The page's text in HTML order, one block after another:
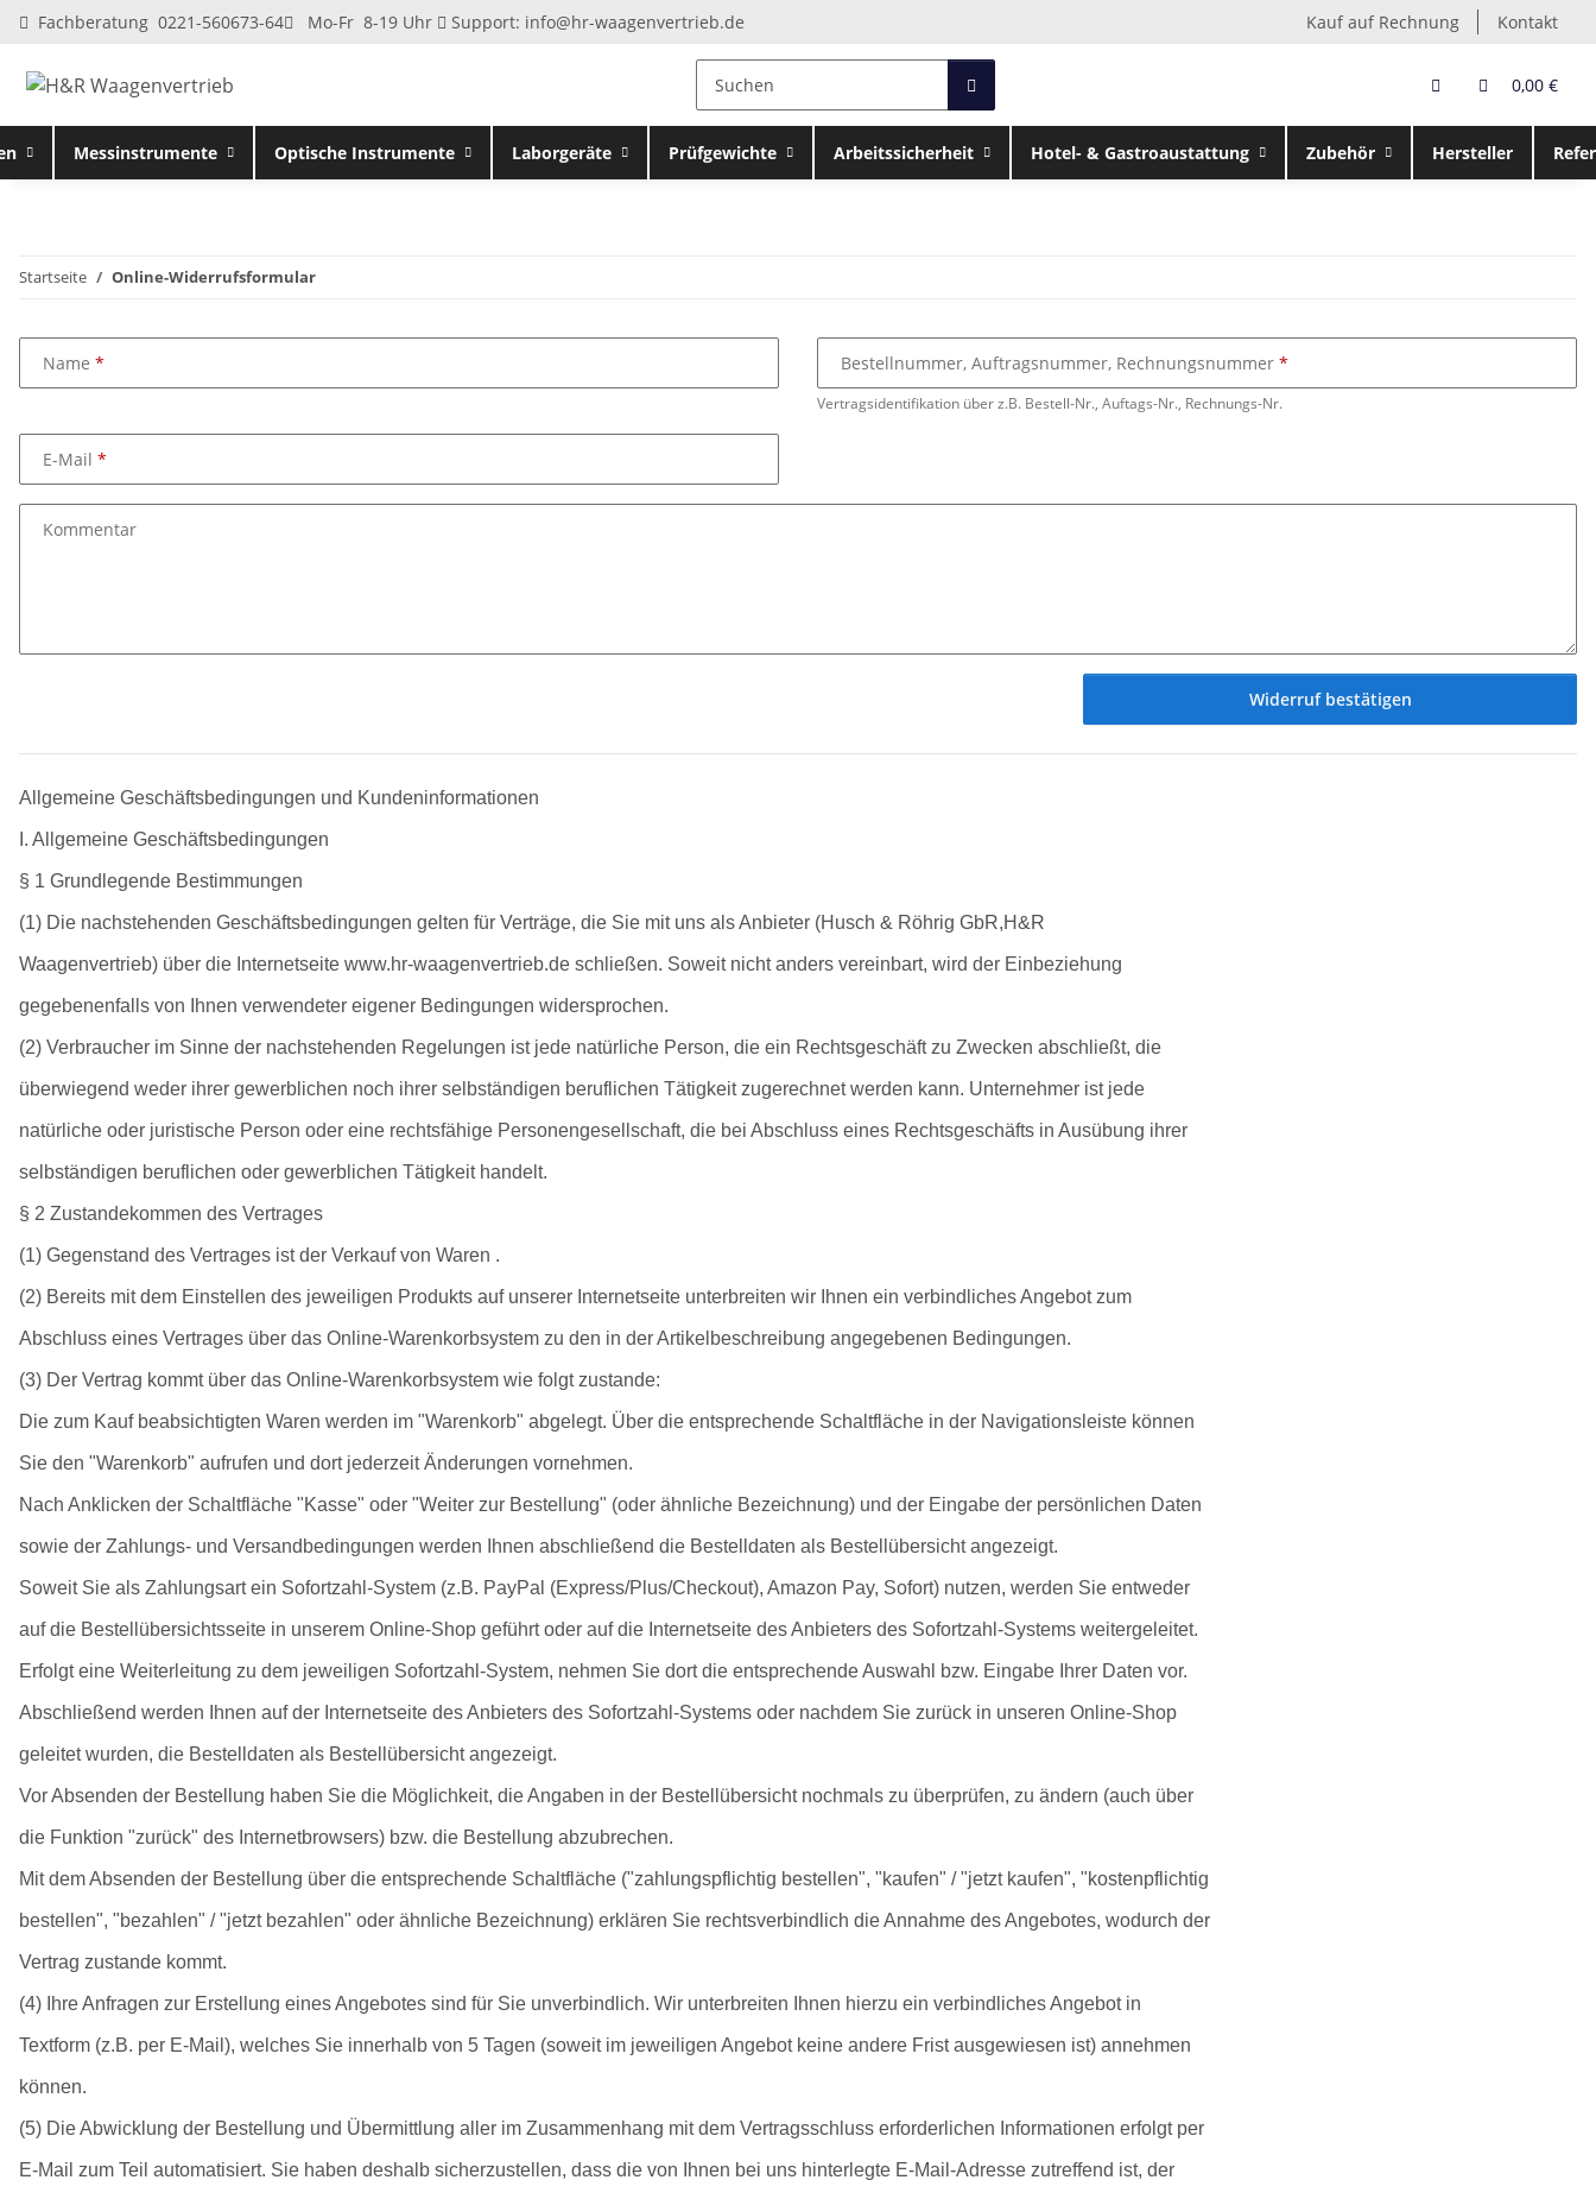
Kauf auf Rechnung Kontakt
Fachberatung 0221-560673-64 Mo-Fr 8-19 Uhr Support: info@hr-waagenvertrieb.de
0,00 €
Messinstrumente Optische Instrumente Laborgeräte Prüfgewichte Arbeitssicherheit Hotel- & Gastroaustattung Zubehör Hersteller
Startseite Online-Widerrufsformular
Name
Vertragsidentifikation über z.B. Bestell-Nr., Auftags-Nr., Rechnungs-Nr.
Bestellnummer, Auftragsnummer, Rechnungsnummer
E-Mail
Kommentar
Widerruf bestätigen
Allgemeine Geschäftsbedingungen und Kundeninformationen
I. Allgemeine Geschäftsbedingungen
§ 1 Grundlegende Bestimmungen
(1) Die nachstehenden Geschäftsbedingungen gelten für Verträge, die Sie mit uns als Anbieter (Husch & Röhrig GbR,H&R
Waagenvertrieb) über die Internetseite www.hr-waagenvertrieb.de schließen. Soweit nicht anders vereinbart, wird der Einbeziehung
gegebenenfalls von Ihnen verwendeter eigener Bedingungen widersprochen.
(2) Verbraucher im Sinne der nachstehenden Regelungen ist jede natürliche Person, die ein Rechtsgeschäft zu Zwecken abschließt, die
überwiegend weder ihrer gewerblichen noch ihrer selbständigen beruflichen Tätigkeit zugerechnet werden kann. Unternehmer ist jede
natürliche oder juristische Person oder eine rechtsfähige Personengesellschaft, die bei Abschluss eines Rechtsgeschäfts in Ausübung ihrer
selbständigen beruflichen oder gewerblichen Tätigkeit handelt.
§ 2 Zustandekommen des Vertrages
(1) Gegenstand des Vertrages ist der Verkauf von Waren .
(2) Bereits mit dem Einstellen des jeweiligen Produkts auf unserer Internetseite unterbreiten wir Ihnen ein verbindliches Angebot zum
Abschluss eines Vertrages über das Online-Warenkorbsystem zu den in der Artikelbeschreibung angegebenen Bedingungen.
(3) Der Vertrag kommt über das Online-Warenkorbsystem wie folgt zustande:
Die zum Kauf beabsichtigten Waren werden im "Warenkorb" abgelegt. Über die entsprechende Schaltfläche in der Navigationsleiste können
Sie den "Warenkorb" aufrufen und dort jederzeit Änderungen vornehmen.
Nach Anklicken der Schaltfläche "Kasse" oder "Weiter zur Bestellung" (oder ähnliche Bezeichnung) und der Eingabe der persönlichen Daten
sowie der Zahlungs- und Versandbedingungen werden Ihnen abschließend die Bestelldaten als Bestellübersicht angezeigt.
Soweit Sie als Zahlungsart ein Sofortzahl-System (z.B. PayPal (Express/Plus/Checkout), Amazon Pay, Sofort) nutzen, werden Sie entweder
auf die Bestellübersichtsseite in unserem Online-Shop geführt oder auf die Internetseite des Anbieters des Sofortzahl-Systems weitergeleitet.
Erfolgt eine Weiterleitung zu dem jeweiligen Sofortzahl-System, nehmen Sie dort die entsprechende Auswahl bzw. Eingabe Ihrer Daten vor.
Abschließend werden Ihnen auf der Internetseite des Anbieters des Sofortzahl-Systems oder nachdem Sie zurück in unseren Online-Shop
geleitet wurden, die Bestelldaten als Bestellübersicht angezeigt.
Vor Absenden der Bestellung haben Sie die Möglichkeit, die Angaben in der Bestellübersicht nochmals zu überprüfen, zu ändern (auch über
die Funktion "zurück" des Internetbrowsers) bzw. die Bestellung abzubrechen.
Mit dem Absenden der Bestellung über die entsprechende Schaltfläche ("zahlungspflichtig bestellen", "kaufen" / "jetzt kaufen", "kostenpflichtig
bestellen", "bezahlen" / "jetzt bezahlen" oder ähnliche Bezeichnung) erklären Sie rechtsverbindlich die Annahme des Angebotes, wodurch der
Vertrag zustande kommt.
(4) Ihre Anfragen zur Erstellung eines Angebotes sind für Sie unverbindlich. Wir unterbreiten Ihnen hierzu ein verbindliches Angebot in
Textform (z.B. per E-Mail), welches Sie innerhalb von 5 Tagen (soweit im jeweiligen Angebot keine andere Frist ausgewiesen ist) annehmen
können.
(5) Die Abwicklung der Bestellung und Übermittlung aller im Zusammenhang mit dem Vertragsschluss erforderlichen Informationen erfolgt per
E-Mail zum Teil automatisiert. Sie haben deshalb sicherzustellen, dass die von Ihnen bei uns hinterlegte E-Mail-Adresse zutreffend ist, der